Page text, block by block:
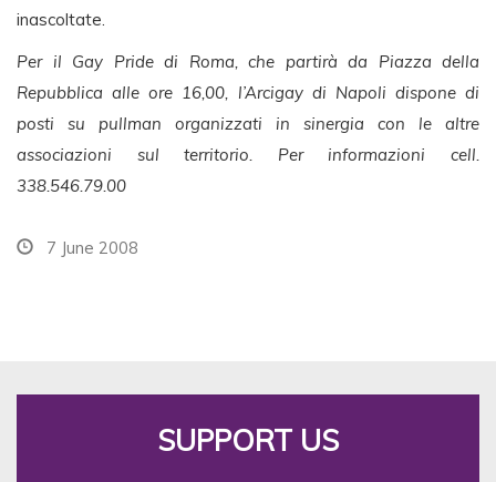
inascoltate.
Per il Gay Pride di Roma, che partirà da Piazza della
Repubblica alle ore 16,00, l’Arcigay di Napoli dispone di
posti su pullman organizzati in sinergia con le altre
associazioni sul territorio. Per informazioni cell.
338.546.79.00
7 June 2008
SUPPORT US